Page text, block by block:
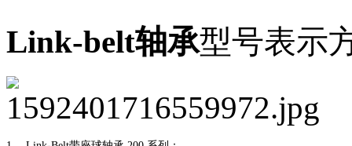
Link-belt轴承型号表示